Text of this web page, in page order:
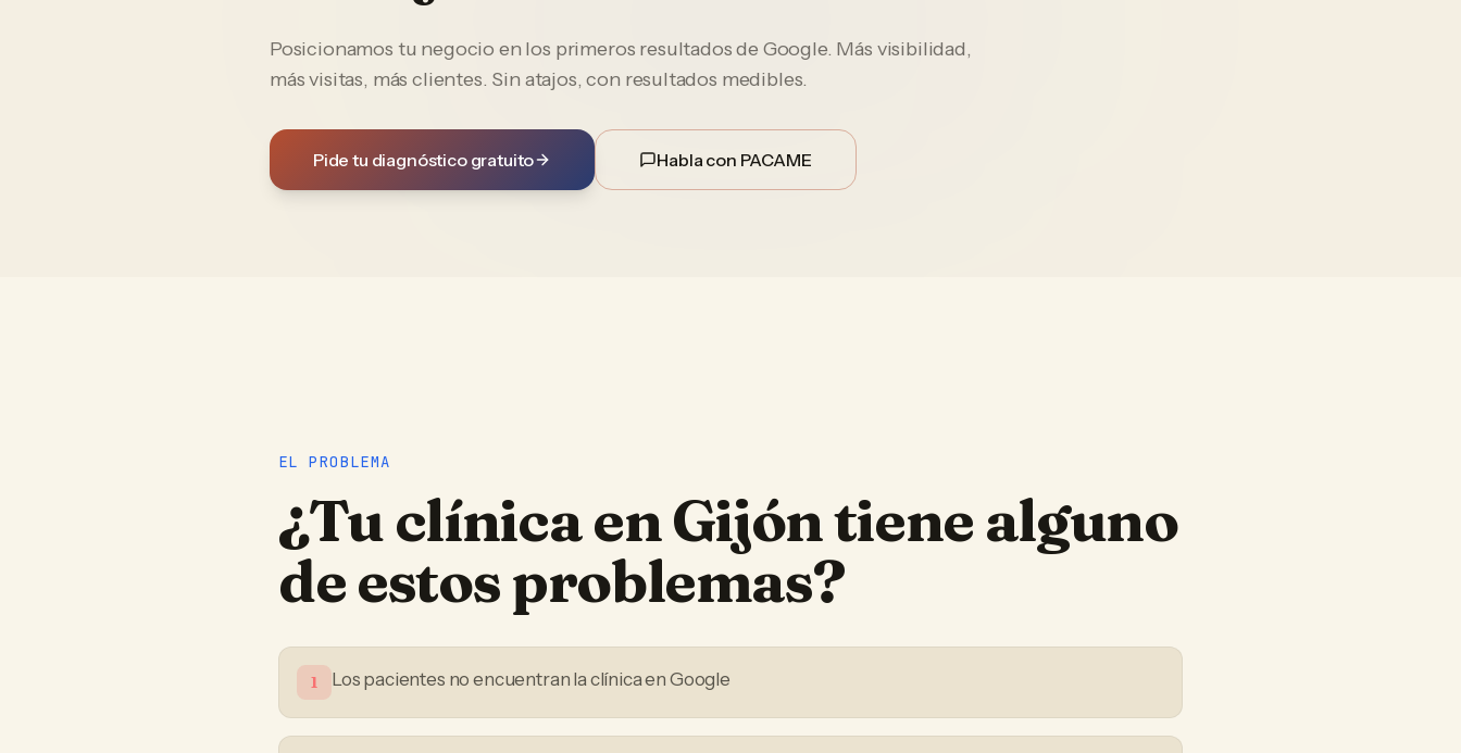
Posicionamos tu negocio en los primeros resultados de Google. Más visibilidad,
más visitas, más clientes. Sin atajos, con resultados medibles.
Pide tu diagnóstico gratuito Habla con PACAME
EL PROBLEMA
¿TuclínicaenGijóntiene alguno
de estos problemas?
1 Los pacientes no encuentran la clínica en Google